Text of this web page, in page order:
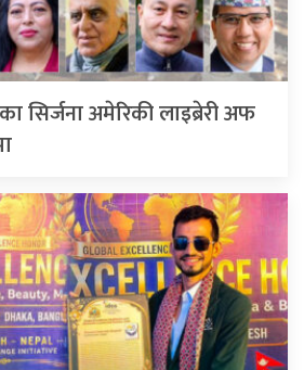
सिर्जना अमेरिकी लाइब्रेरी अफ